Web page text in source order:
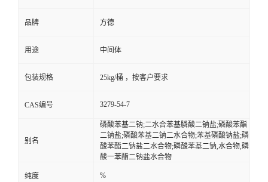
品牌 方德
用途 中间体
包装规格 25kg/桶 ，按客户要求
CAS编号 3279-54-7
别名
磷酸苯基二钠;二水合苯基膦酸二钠盐;磷酸苯酯
二钠盐;磷酸苯基二钠二水合物;苯基磷酸钠盐;磷
酸苯酯二钠盐二水合物;磷酸苯基二钠,水合物,磷
酸一苯酯二钠盐水合物
纯度 %